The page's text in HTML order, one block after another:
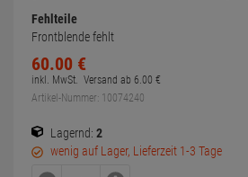
Fehlteile
Frontblende fehlt
60.00 €
inkl. MwSt. Versand ab 6.00 €
Artikel-Nummer: 10074240
Lagernd: 2
wenig auf Lager, Lieferzeit 1-3 Tage